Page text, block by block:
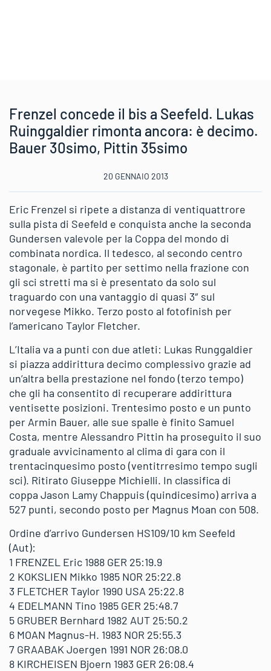
Frenzel concede il bis a Seefeld. Lukas
Ruinggaldier rimonta ancora: è decimo.
Bauer 30simo, Pittin 35simo
20 GENNAIO 2013
Eric Frenzel si ripete a distanza di ventiquattrore
sulla pista di Seefeld e conquista anche la seconda
Gundersen valevole per la Coppa del mondo di
combinata nordica. Il tedesco, al secondo centro
stagonale, è partito per settimo nella frazione con
gli sci stretti ma si è presentato da solo sul
traguardo con una vantaggio di quasi 3″ sul
norvegese Mikko. Terzo posto al fotofinish per
l’americano Taylor Fletcher.
L’Italia va a punti con due atleti: Lukas Runggaldier
si piazza addirittura decimo complessivo grazie ad
un’altra bella prestazione nel fondo (terzo tempo)
che gli ha consentito di recuperare addirittura
ventisette posizioni. Trentesimo posto e un punto
per Armin Bauer, alle sue spalle è finito Samuel
Costa, mentre Alessandro Pittin ha proseguito il suo
graduale avvicinamento al clima di gara con il
trentacinquesimo posto (ventitrresimo tempo sugli
sci). Ritirato Giuseppe Michielli. In classifica di
coppa Jason Lamy Chappuis (quindicesimo) arriva a
527 punti, secondo posto per Magnus Moan con 508.
Ordine d’arrivo Gundersen HS109/10 km Seefeld
(Aut):
1 FRENZEL Eric 1988 GER 25:19.9
2 KOKSLIEN Mikko 1985 NOR 25:22.8
3 FLETCHER Taylor 1990 USA 25:22.8
4 EDELMANN Tino 1985 GER 25:48.7
5 GRUBER Bernhard 1982 AUT 25:50.2
6 MOAN Magnus-H. 1983 NOR 25:55.3
7 GRAABAK Joergen 1991 NOR 26:08.0
8 KIRCHEISEN Bjoern 1983 GER 26:08.4